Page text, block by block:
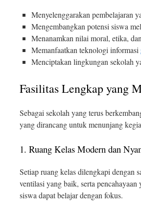
Menyelenggarakan pembelajaran
Mengembangkan potensi siswa
Menanamkan nilai moral, etika,
Memanfaatkan teknologi informasi
Menciptakan lingkungan sekolah
Fasilitas Lengkap yang
Sebagai sekolah yang terus
yang dirancang untuk menunjang
1. Ruang Kelas Modern dan
Setiap ruang kelas dilengkapi dengan
ventilasi yang baik, serta
siswa dapat belajar dengan fokus.